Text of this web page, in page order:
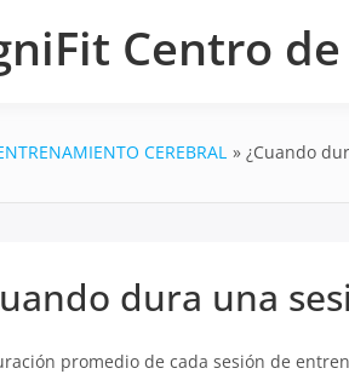
Centro
CEREBRAL ¿Cuando
dura una
promedio de cada sesión de